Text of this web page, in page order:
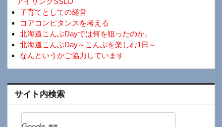
子育てとしての経営
コアコンピタンスを考える
北海道こんぶDayでは何を狙ったのか。
北海道こんぶDay～こんぶを楽しむ1日～
なんというかご協力しています
サイト内検索